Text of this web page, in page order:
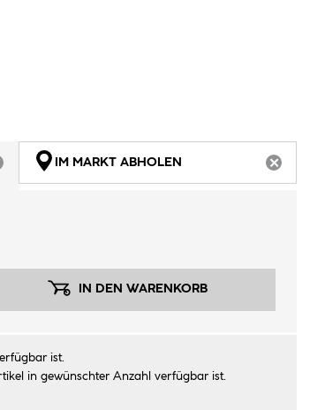
NICHT VERFÜGBAR
IM MARKT ABHOLEN
IN DEN WARENKORB
ist.
in gewünschter Anzahl verfügbar ist.